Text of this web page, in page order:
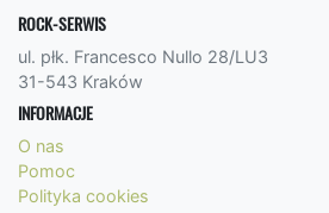
ROCK-SERWIS
ul. płk. Francesco Nullo 28/LU3
31-543 Kraków
INFORMACJE
O nas
Pomoc
Polityka cookies